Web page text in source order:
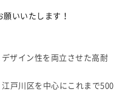
いいたします！
ザイン性を両立させた高耐
戸川区を中心にこれまで500